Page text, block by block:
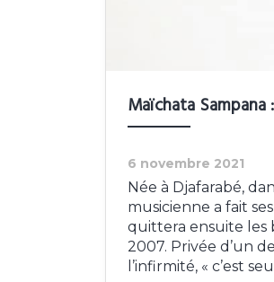
Maïchata
6 novembre 2021
Née à Djafarabé,
musicienne a fait
quittera ensuite les
2007. Privée d’un
l’infirmité, « c’est